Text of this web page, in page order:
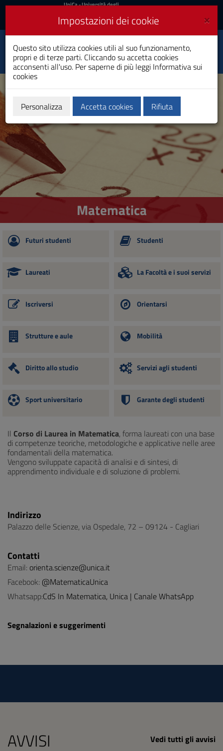
Vai
al
navigazione
del
sito
Vai
al
Footer
UniCa
Accedi
UniCa- Università degli
Accedi UniCA News
Toggle
navigation
Matematica
Laurea
Matematica
Futuri studenti Studenti
Laureati La Facoltà e i suoi servizi
Iscriversi Orientarsi
Strutture e aule Mobilità
Diritto allo studio Servizi agli studenti
Sport universitario Garante degli studenti
Il Corso di Laurea in Matematica, forma laureati con una base
di competenze teoriche, metodologiche e applicative nelle aree
fondamentali della matematica.
Vengono sviluppate capacità di analisi e di sintesi, di
apprendimento individuale e di soluzione di problemi.
Indirizzo
Palazzo delle Scienze, via Ospedale, 72 – 09124 - Cagliari
Contatti
Email: orienta.scienze@unica.it
Facebook: @MatematicaUnica
Whatsapp:CdS In Matematica, Unica | Canale WhatsApp
Segnalazioni e suggerimenti
AVVISI Vedi tutti gli avvisi
×
Impostazioni dei cookie
Questo sito utilizza cookies utili al suo funzionamento,
propri e di terze parti. Cliccando su accetta cookies
acconsenti all'uso. Per saperne di più leggi Informativa sui
cookies
Personalizza Accetta cookies Rifiuta